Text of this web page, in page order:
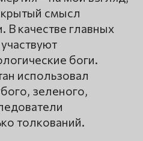
смысл
В качестве главных
боги.
использовал
зеленого,
толкований.